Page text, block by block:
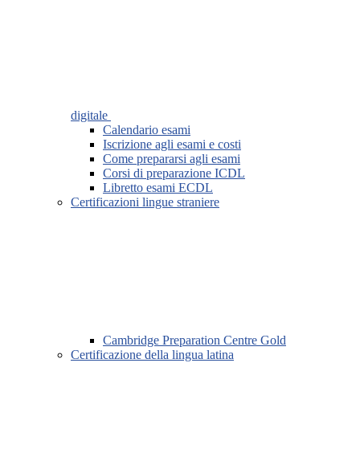
digitale
Calendario esami
Iscrizione agli esami e costi
Come prepararsi agli esami
Corsi di preparazione ICDL
Libretto esami ECDL
Certificazioni lingue straniere
Cambridge Preparation Centre Gold
Certificazione della lingua latina